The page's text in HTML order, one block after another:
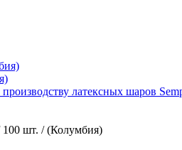
латексных шаров
100 шт. / (Колумбия)